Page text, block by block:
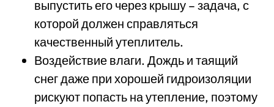
выпустить его через крышу – задача, с
которой должен справляться
качественный утеплитель.
Воздействие влаги. Дождь и таящий
снег даже при хорошей гидроизоляции
рискуют попасть на утепление, поэтому